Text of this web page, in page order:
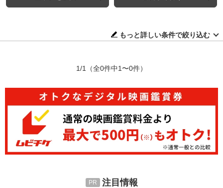
もっと詳しい条件で絞り込む
1/1 （全0件中1〜0件）
注目情報